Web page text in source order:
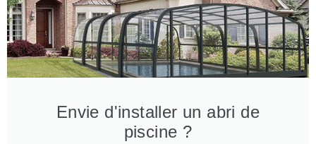
Envie d'installer un abri de
piscine ?